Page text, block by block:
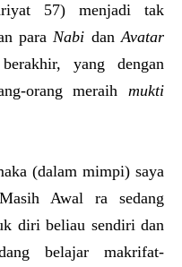
57) menjadi tak
paraNabi danAvatar
yang dengan
orang meraih mukti
(dalam mimpi) saya
Awal ra sedang
diri beliau sendiri dan
belajar makrifat-